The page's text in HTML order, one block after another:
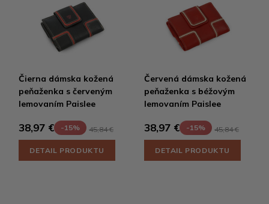
Čierna dámska kožená
peňaženka s červeným
lemovaním Paislee
38,97 € -15% 45,84 €
DETAIL PRODUKTU
Červená dámska kožená
peňaženka s béžovým
lemovaním Paislee
38,97 € -15% 45,84 €
DETAIL PRODUKTU